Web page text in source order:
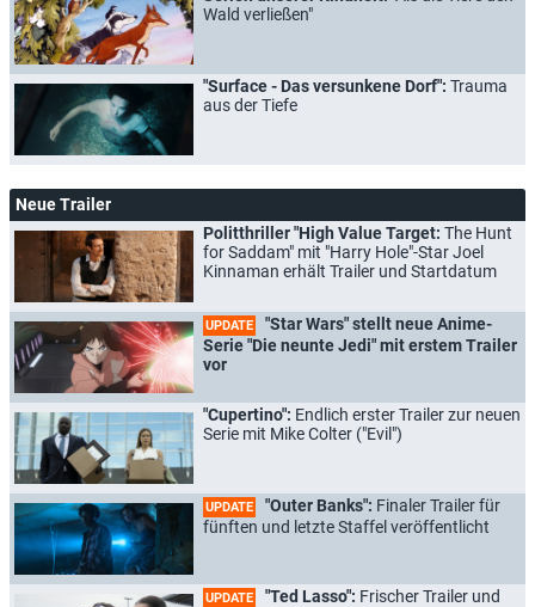
Wald verließen"
"Surface - Das versunkene Dorf": Trauma
aus der Tiefe
Neue Trailer
Politthriller "High Value Target: The Hunt
for Saddam" mit "Harry Hole"-Star Joel
Kinnaman erhält Trailer und Startdatum
UPDATE
"Star Wars" stellt neue Anime-
Serie "Die neunte Jedi" mit erstem Trailer
vor
"Cupertino": Endlich erster Trailer zur neuen
Serie mit Mike Colter ("Evil")
UPDATE "Outer Banks": Finaler Trailer für
fünften und letzte Staffel veröffentlicht
UPDATE "Ted Lasso": Frischer Trailer und